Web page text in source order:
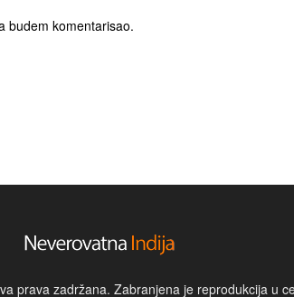
budem komentarisao.
prava zadržana. Zabranjena je reprodukcija u